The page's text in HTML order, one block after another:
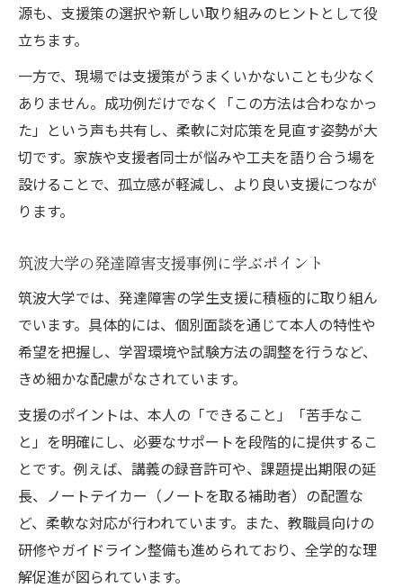
源も、支援策の選択や新しい取り組みのヒントとして役
立ちます。
一方で、現場では支援策がうまくいかないことも少なく
ありません。成功例だけでなく「この方法は合わなかっ
た」という声も共有し、柔軟に対応策を見直す姿勢が大
切です。家族や支援者同士が悩みや工夫を語り合う場を
設けることで、孤立感が軽減し、より良い支援につなが
ります。
筑波大学の発達障害支援事例に学ぶポイント
筑波大学では、発達障害の学生支援に積極的に取り組ん
でいます。具体的には、個別面談を通じて本人の特性や
希望を把握し、学習環境や試験方法の調整を行うなど、
きめ細かな配慮がなされています。
支援のポイントは、本人の「できること」「苦手なこ
と」を明確にし、必要なサポートを段階的に提供するこ
とです。例えば、講義の録音許可や、課題提出期限の延
長、ノートテイカー（ノートを取る補助者）の配置な
ど、柔軟な対応が行われています。また、教職員向けの
研修やガイドライン整備も進められており、全学的な理
解促進が図られています。